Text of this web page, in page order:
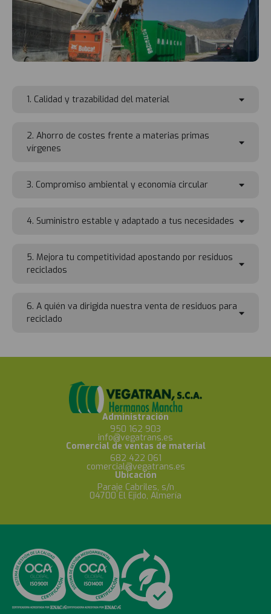
1. Calidad y trazabilidad del material
2. Ahorro de costes frente a materias primas
vírgenes
3. Compromiso ambiental y economía circular
4. Suministro estable y adaptado a tus necesidades
5. Mejora tu competitividad apostando por residuos
reciclados
6. A quién va dirigida nuestra venta de residuos para
reciclado
Administración
950 162 903
info@vegatrans.es
Comercial de ventas de material
682 422 061
comercial@vegatrans.es
Ubicación
Paraje Cabriles, s/n
04700 El Ejido, Almería